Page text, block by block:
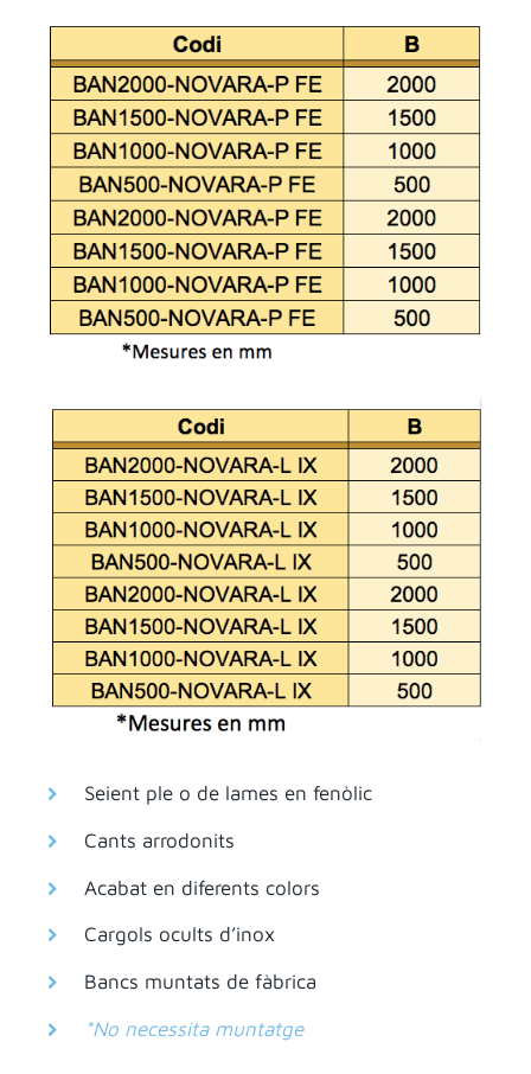
Seient ple o de lames en fenòlic
Cants arrodonits
Acabat en diferents colors
Cargols ocults d’inox
Bancs muntats de fàbrica
*No necessita muntatge